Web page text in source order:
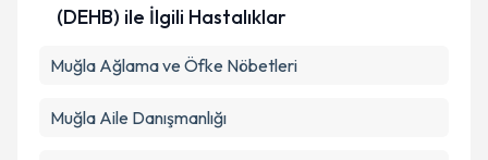
(DEHB) ile İlgili Hastalıklar
Muğla Ağlama ve Öfke Nöbetleri
Muğla Aile Danışmanlığı